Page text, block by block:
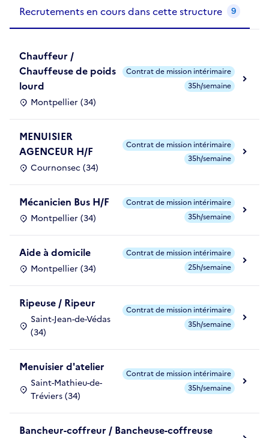
Recrutements en cours dans cette structure 9
Chauffeur /
Chauffeuse de poids
lourd
Montpellier (34)
Contrat de mission intérimaire
35h/semaine
MENUISIER
AGENCEUR H/F
Cournonsec (34)
Contrat de mission intérimaire
35h/semaine
Mécanicien Bus H/F
Montpellier (34)
Contrat de mission intérimaire
35h/semaine
Aide à domicile
Montpellier (34)
Contrat de mission intérimaire
25h/semaine
Ripeuse / Ripeur
Saint-Jean-de-Védas
(34)
Contrat de mission intérimaire
35h/semaine
Menuisier d'atelier
Saint-Mathieu-de-
Tréviers (34)
Contrat de mission intérimaire
35h/semaine
Bancheur-coffreur / Bancheuse-coffreuse